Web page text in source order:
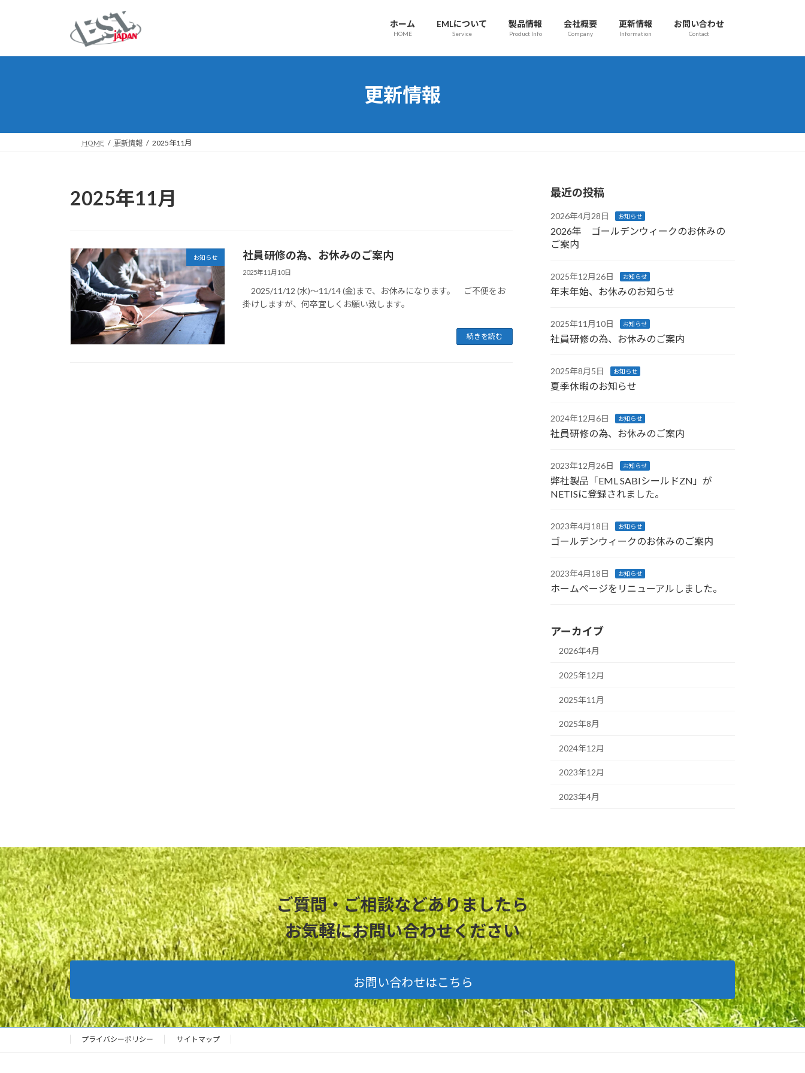
プ
動
ホーム
HOME
EMLについて
Service
製品情報
Product Info
会社概要
Company
更新情報
Information
お問い合わせ
Contact
更新情報
HOME 更新情報 2025年11月
2025年11月
お知らせ 社員研修の為、お休みのご案内
2025年11月10日
2025/11/12 (水)～11/14 (金)まで、お休みになります。 ご不便をお
掛けしますが、何卒宜しくお願い致します。
続きを読む
最近の投稿
2026年4月28日 お知らせ
2026年 ゴールデンウィークのお休みの
ご案内
2025年12月26日 お知らせ
年末年始、お休みのお知らせ
2025年11月10日 お知らせ
社員研修の為、お休みのご案内
2025年8月5日 お知らせ
夏季休暇のお知らせ
2024年12月6日 お知らせ
社員研修の為、お休みのご案内
2023年12月26日 お知らせ
弊社製品「EML SABIシールドZN」が
NETISに登録されました。
2023年4月18日 お知らせ
ゴールデンウィークのお休みのご案内
2023年4月18日 お知らせ
ホームページをリニューアルしました。
アーカイブ
2026年4月
2025年12月
2025年11月
2025年8月
2024年12月
2023年12月
2023年4月
ご質問・ご相談などありましたら
お気軽にお問い合わせください
お問い合わせはこちら
プライバシーポリシー サイトマップ